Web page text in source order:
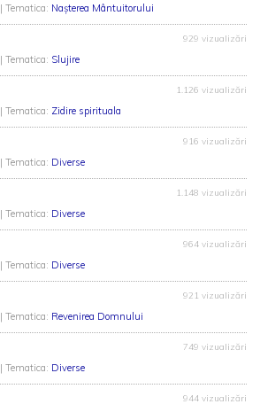
| Tematica: Nașterea Mântuitorului
| Tematica: Slujire
929 vizualizări
| Tematica: Zidire spirituala
1.126 vizualizări
| Tematica: Diverse
916 vizualizări
| Tematica: Diverse
1.148 vizualizări
| Tematica: Diverse
964 vizualizări
| Tematica: Revenirea Domnului
921 vizualizări
| Tematica: Diverse
749 vizualizări
944 vizualizări